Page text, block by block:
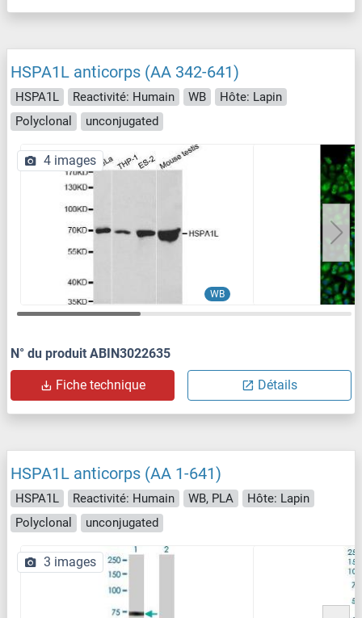
HSPA1L anticorps (AA 342-641)
HSPA1L Reactivité: Humain WB
Hôte: Lapin
Polyclonal
unconjugated
WB
4 images
N° du produit ABIN3022635
Fiche technique Détails
HSPA1L anticorps (AA 1-641)
HSPA1L Reactivité: Humain WB, PLA
Hôte: Lapin
Polyclonal
unconjugated
3 images